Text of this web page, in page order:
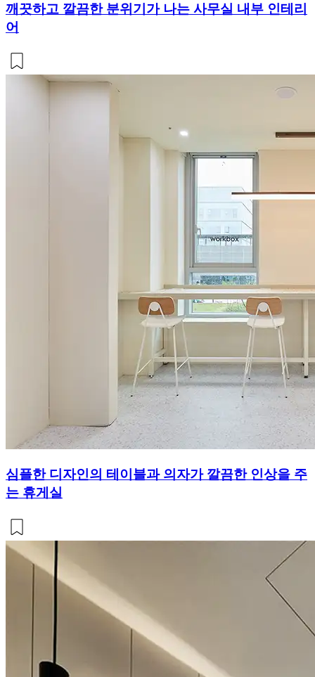
깨끗하고 깔끔한 분위기가 나는 사무실 내부 인테리
어
심플한 디자인의 테이블과 의자가 깔끔한 인상을 주
는 휴게실